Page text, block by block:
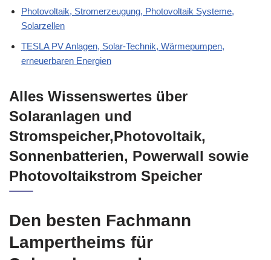
Photovoltaik, Stromerzeugung, Photovoltaik Systeme,
Solarzellen
TESLA PV Anlagen, Solar-Technik, Wärmepumpen,
erneuerbaren Energien
Alles Wissenswertes über
Solaranlagen und
Stromspeicher,Photovoltaik,
Sonnenbatterien, Powerwall sowie
Photovoltaikstrom Speicher
Den besten Fachmann
Lampertheims für